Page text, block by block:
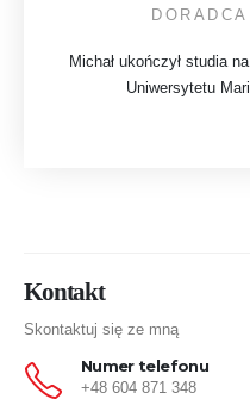
Michał ukończył studia
Uniwersytetu
Kontakt
Skontaktuj się ze mną
Numer telefonu
+48 604 871 348